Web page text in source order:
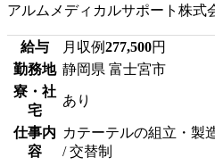
アルムメディカルサポート株式
給与 月収例277,500円
勤務地 静岡県 富士宮市
寮・社
宅
あり
仕事内
容
カテーテルの組立・製
/ 交替制